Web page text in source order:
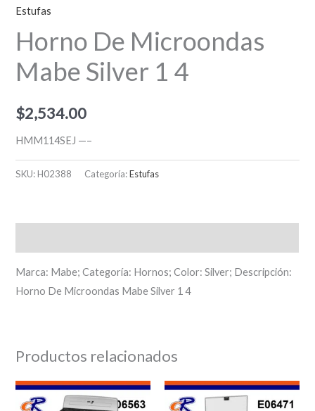
Estufas
Horno De Microondas
Mabe Silver 1 4
$2,534.00
HMM114SEJ —–
SKU:H02388 Categoría:Estufas
Marca: Mabe; Categoría: Hornos; Color: Silver; Descripción:
Horno De Microondas Mabe Silver 1 4
Productos relacionados